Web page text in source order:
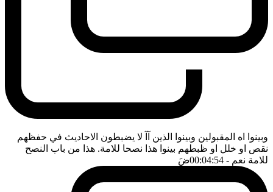
وبينوا اه المقبولين وبينوا الذين آآ لا يضبطون الاحاديث في حفظهم
نقص او خلل او ظبطهم بينوا هذا نصحا للامة. هذا من باب النصح
للامة نعم - 00:04:54 ضَ